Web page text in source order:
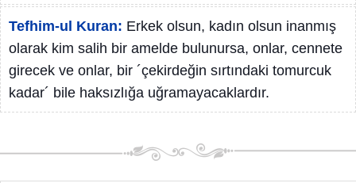
Tefhim-ul Kuran: Erkek olsun, kadın olsun inanmış
olarak kim salih bir amelde bulunursa, onlar, cennete
girecek ve onlar, bir ´çekirdeğin sırtındaki tomurcuk
kadar´ bile haksızlığa uğramayacaklardır.